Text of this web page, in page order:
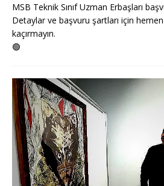
MSB Teknik Sınıf Uzman Erbaşları
Detaylar ve başvuru şartları için hemen
kaçırmayın.
🟢